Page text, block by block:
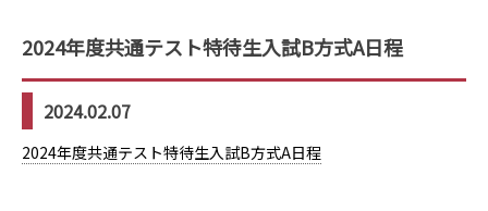
2024年度共通テスト特待生入試B方式A日程
2024.02.07
2024年度共通テスト特待生入試B方式A日程